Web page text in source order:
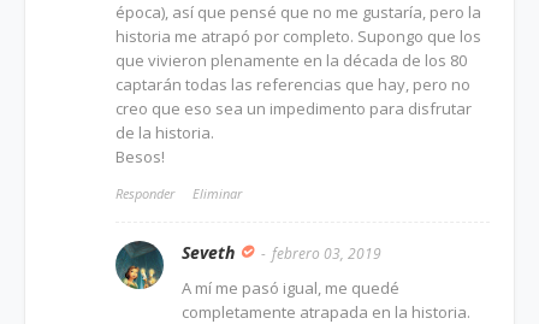
época), así que pensé que no me gustaría, pero la
historia me atrapó por completo. Supongo que los
que vivieron plenamente en la década de los 80
captarán todas las referencias que hay, pero no
creo que eso sea un impedimento para disfrutar
de la historia.
Besos!
Responder Eliminar
Seveth febrero 03, 2019
A mí me pasó igual, me quedé
completamente atrapada en la historia.